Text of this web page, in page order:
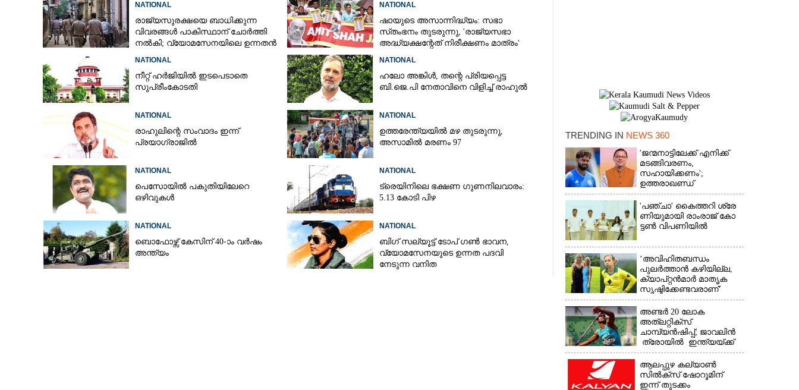
NATIONAL
രാജ്യസുരക്ഷയെ ബാധിക്കുന്ന
വിവരങ്ങൾ പാകിസ്ഥാന് ചോ‌ർത്തി
നൽകി; വ്യോമസേനയിലെ ഉന്നതൻ
NATIONAL
ഷായുടെ അസാന്നിദ്ധ്യം: സഭാ
സ്‌തംഭനം തുടരുന്നു, 'രാജ്യസഭാ
അദ്ധ്യക്ഷന്റേത് നിരീക്ഷണം മാത്രം'
NATIONAL
നീറ്റ് ഹർജിയിൽ ഇടപെടാതെ
സുപ്രീംകോടതി
NATIONAL
ഹലോ അങ്കിൾ,​ തന്റെ പ്രിയപ്പെട്ട
ബി.ജെ.പി നേതാവിനെ വിളിച്ച് രാഹുൽ
NATIONAL
രാഹുലിന്റെ സംവാദം ഇന്ന്
പ്രയാഗ്‌രാജിൽ
NATIONAL
ഉത്തരേന്ത്യയിൽ മഴ തുടരുന്നു,​
അസാമിൽ മരണം 97
NATIONAL
പെസോയിൽ പകുതിയിലേറെ
ഒഴിവുകൾ
NATIONAL
ട്രെയിനിലെ ഭക്ഷണ ഗുണനിലവാരം:
5.13 കോടി പിഴ
NATIONAL
ബൊഫോഴ്സ് കേസിന് 40-ാം വ‌ർഷം
അന്ത്യം
NATIONAL
ബിഗ് സല്യൂട്ട് ടോപ് ഗൺ ഭാവന,​
വ്യോമസേനയുടെ ഉന്നത പദവി
നേടുന്ന വനിത
TRENDING IN NEWS 360
'ജന്മനാട്ടിലേക്ക് എനിക്ക്
മടങ്ങിവരണം,
സഹായിക്കണം';
ഉത്തരാഖണ്ഡ്
മുഖ്യമന്ത്രിയോട്
അപേക്ഷയുമായി ഋഷഭ്
പന്ത്
'​പ​ഞ്ചാ​'​ ​കൈ​ത്ത​റി​ ​ശ്രേ​
ണി​യു​മാ​യി​ ​രാം​രാ​ജ് ​കോ​
ട്ടൺ വിപണിയിൽ
‘അവിഹിതബന്ധം
പുലർത്താൻ കഴിയില്ല,​
ക്യാപ്റ്റൻമാർ മാതൃക
സൃഷ്ടിക്കേണ്ടവരാണ്'
വിമർശനവുമായി ക്രിക്കറ്റ്
താരത്തിന്റെ ഭാര്യ
അണ്ടർ 20 ലോക
അത്‌ലറ്റിക്സ്
ചാമ്പ്യൻഷിപ്പ്; ജാവലിൻ
ത്രോയിൽ ഇന്ത്യയ്ക്ക്
വെള്ളി
ആലപ്പുഴ കല്യാൺ
സിൽക്‌സ് ഷോറൂമിന്
ഇന്ന് തുടക്കം
×